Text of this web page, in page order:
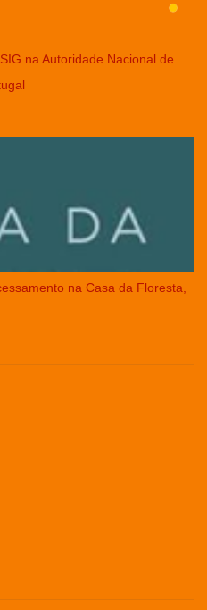
na Autoridade Nacional de
na Casa da Floresta,